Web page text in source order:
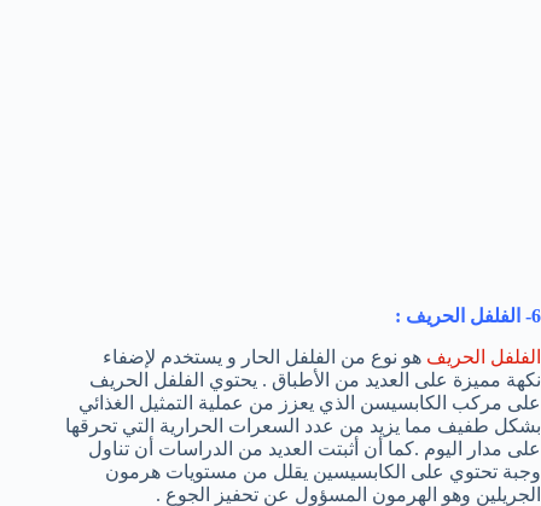
6- الفلفل الحريف :
الفلفل الحريف هو نوع من الفلفل الحار و يستخدم لإضفاء
نكهة مميزة على العديد من الأطباق . يحتوي الفلفل الحريف
على مركب الكابسيسن الذي يعزز من عملية التمثيل الغذائي
بشكل طفيف مما يزيد من عدد السعرات الحرارية التي تحرقها
على مدار اليوم .كما أن أثبتت العديد من الدراسات أن تناول
وجبة تحتوي على الكابسيسين يقلل من مستويات هرمون
الجريلين وهو الهرمون المسؤول عن تحفيز الجوع .